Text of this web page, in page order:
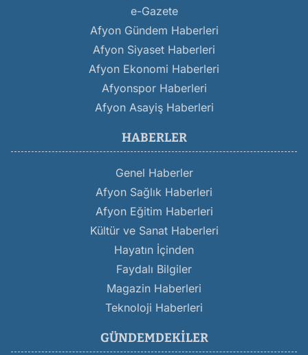
e-Gazete
Afyon Gündem Haberleri
Afyon Siyaset Haberleri
Afyon Ekonomi Haberleri
Afyonspor Haberleri
Afyon Asayiş Haberleri
HABERLER
Genel Haberler
Afyon Sağlık Haberleri
Afyon Eğitim Haberleri
Kültür ve Sanat Haberleri
Hayatın İçinden
Faydalı Bilgiler
Magazin Haberleri
Teknoloji Haberleri
GÜNDEMDEKILER